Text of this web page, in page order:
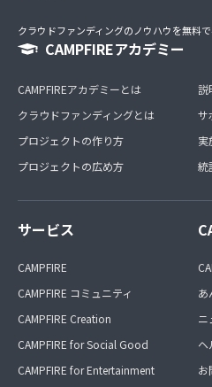
クラウドファンディングのノウハウを無料
CAMPFIREアカデミー
CAMPFIREアカデミーとは
クラウドファンディングとは
プロジェクトの作り方
プロジェクトの広め方
説
サ
実
統
サービス
CAMPFIRE
CAMPFIRE コミュニティ
CAMPFIRE Creation
CAMPFIRE for Social Good
CAMPFIRE for Entertainment
あ
ニ
ヘ
お